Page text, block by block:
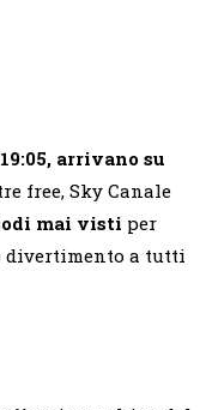
arrivano su
free, Sky Canale
mai visti per
divertimento a tutti